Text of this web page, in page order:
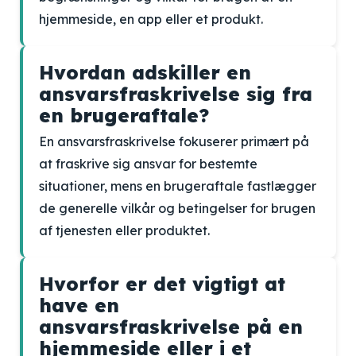
hjemmeside, en app eller et produkt.
Hvordan adskiller en
ansvarsfraskrivelse sig fra
en brugeraftale?
En ansvarsfraskrivelse fokuserer primært på
at fraskrive sig ansvar for bestemte
situationer, mens en brugeraftale fastlægger
de generelle vilkår og betingelser for brugen
af tjenesten eller produktet.
Hvorfor er det vigtigt at
have en
ansvarsfraskrivelse på en
hjemmeside eller i et